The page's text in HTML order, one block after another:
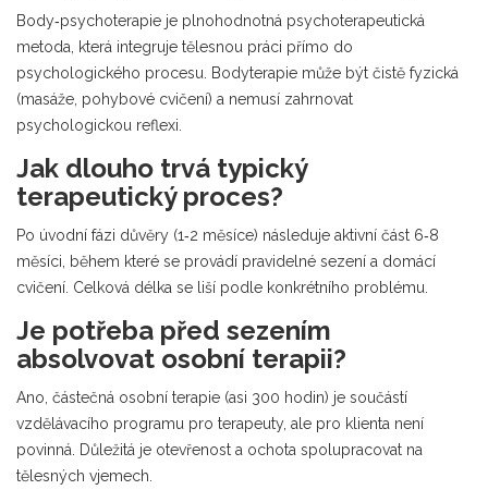
Body‑psychoterapie je plnohodnotná psychoterapeutická
metoda, která integruje tělesnou práci přímo do
psychologického procesu. Bodyterapie může být čistě fyzická
(masáže, pohybové cvičení) a nemusí zahrnovat
psychologickou reflexi.
Jak dlouho trvá typický
terapeutický proces?
Po úvodní fázi důvěry (1‑2 měsíce) následuje aktivní část 6‑8
měsíci, během které se provádí pravidelné sezení a domácí
cvičení. Celková délka se liší podle konkrétního problému.
Je potřeba před sezením
absolvovat osobní terapii?
Ano, částečná osobní terapie (asi 300 hodin) je součástí
vzdělávacího programu pro terapeuty, ale pro klienta není
povinná. Důležitá je otevřenost a ochota spolupracovat na
tělesných vjemech.